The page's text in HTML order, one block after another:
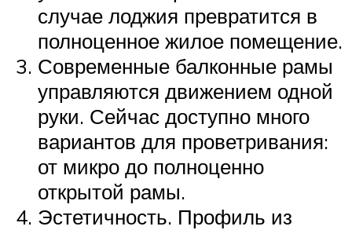
случае лоджия превратится в
полноценное жилое помещение.
Современные балконные рамы
управляются движением одной
руки. Сейчас доступно много
вариантов для проветривания:
от микро до полноценно
открытой рамы.
Эстетичность. Профиль из